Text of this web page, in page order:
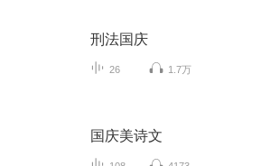
刑法国庆
26 1.7万
国庆美诗文